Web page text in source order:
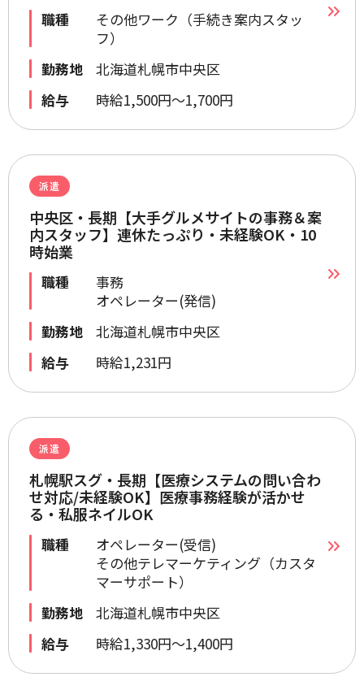
職種
その他ワーク（手続き案内スタッ
フ）
勤務地
北海道札幌市中央区
給与
時給1,500円～1,700円
派遣
中央区・長期【大手グルメサイトの事務＆案
内スタッフ】連休たっぷり・未経験OK・10
時始業
職種
事務
オペレーター(発信)
勤務地
北海道札幌市中央区
給与
時給1,231円
派遣
札幌駅スグ・長期【医療システムの問い合わ
せ対応/未経験OK】医療事務経験が活かせ
る・私服ネイルOK
職種
オペレーター(受信)
その他テレマーケティング（カスタ
マーサポート）
勤務地
北海道札幌市中央区
給与
時給1,330円～1,400円